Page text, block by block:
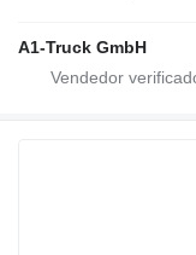
A1-Truck GmbH